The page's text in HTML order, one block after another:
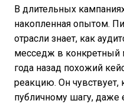
В длительных
накопленная опытом.
отрасли знает, как
месседж в конкретный
года назад похожий
реакцию. Он чувствует,
публичному шагу, даже